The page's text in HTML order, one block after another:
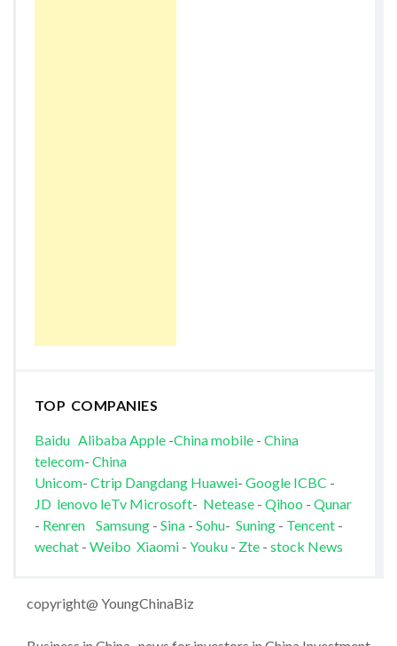
TOP COMPANIES
Baidu AlibabaApple-China mobile- China
telecom- China
Unicom- Ctrip Dangdang Huawei- Google ICBC -
JD lenovo leTv Microsoft- Netease- Qihoo - Qunar
- Renren Samsung- Sina- Sohu- Suning- Tencent-
wechat - Weibo Xiaomi- Youku - Zte- stock News
copyright@ YoungChinaBiz